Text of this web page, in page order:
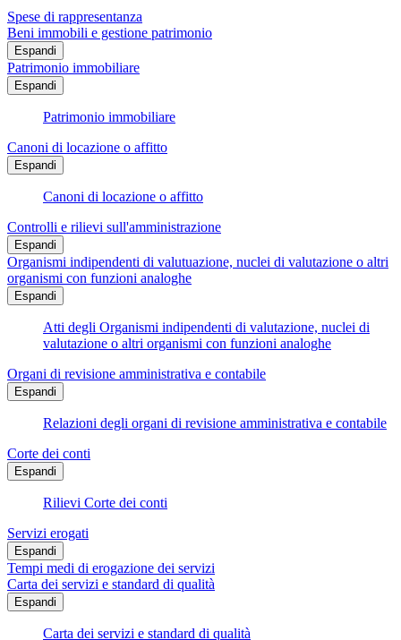
Spese di rappresentanza
Beni immobili e gestione patrimonio
Espandi
Patrimonio immobiliare
Espandi
Patrimonio immobiliare
Canoni di locazione o affitto
Espandi
Canoni di locazione o affitto
Controlli e rilievi sull'amministrazione
Espandi
Organismi indipendenti di valutuazione, nuclei di valutazione o altri
organismi con funzioni analoghe
Espandi
Atti degli Organismi indipendenti di valutazione, nuclei di
valutazione o altri organismi con funzioni analoghe
Organi di revisione amministrativa e contabile
Espandi
Relazioni degli organi di revisione amministrativa e contabile
Corte dei conti
Espandi
Rilievi Corte dei conti
Servizi erogati
Espandi
Tempi medi di erogazione dei servizi
Carta dei servizi e standard di qualità
Espandi
Carta dei servizi e standard di qualità